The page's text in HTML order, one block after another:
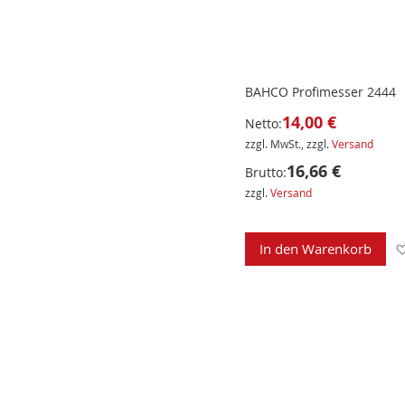
BAHCO Profimesser 2444
Netto:14,00 €
zzgl. MwSt., zzgl.Versand
Brutto:16,66 €
zzgl.Versand
In den Warenkorb